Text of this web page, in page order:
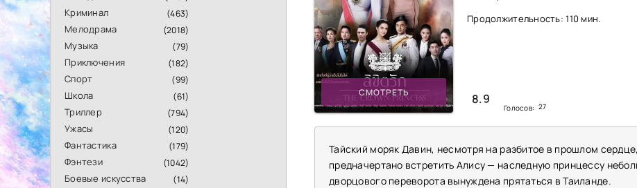
Криминал (463)
Мелодрама (2018)
Музыка (79)
Приключения (182)
Спорт (99)
Школа (61)
Триллер (794)
Ужасы (120)
Фантастика (179)
Фэнтези (1042)
Боевые искусства (14)
СМОТРЕТЬ
Продолжительность: 110 мин.
8.9
Голосов: 27
Тайский моряк Давин, несмотря на разбитое в прошлом
предначертано встретить Алису — наследную принцессу
дворцового переворота вынуждена прятаться в Таиланде.